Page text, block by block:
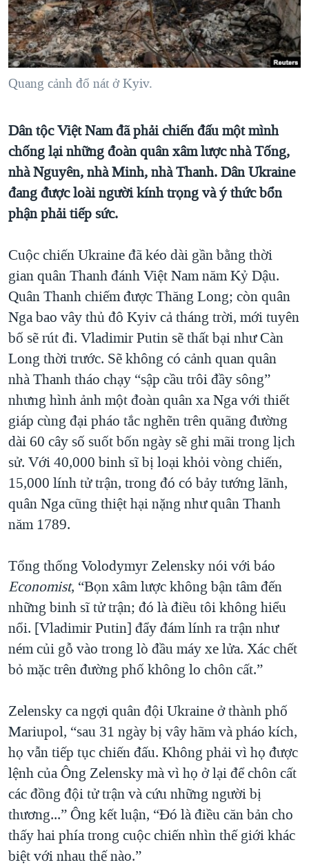
"Tìm"NGƯỜI VIỆT HẢI NGOẠI
ĐỜI SỐNG
KINH TẾ
KHOA HỌC
VĂN HOÁ
THỂ THAO
GIÁO DỤC
TẠI
HÀNH TRÌNH BẦU CỬ 2024
MỘT NĂM CHIẾN TRANH TẠI DẢI GAZA
GIẢI MÃ VÀNH ĐAI & CON ĐƯỜNG
TRỊNH VĨNH BÌNH - NGƯỜI HẠ 'BÊN THẮNG CUỘC'
GROUND ZERO – XƯA VÀ NAY
CHI PHÍ CHIẾN TRANH AFGHANISTAN
CÁC GIÁ TRỊ CỘNG HÒA Ở VIỆT NAM
TRỊNH VĨNH BÌNH VS. CHÍNH PHỦ VIỆT NAM
NGƯ DÂN VIỆT VÀ LÀN SÓNG TRỘM HẢI SÂM
BÊN KIA QUỐC LỘ: TIẾNG VỌNG TỪ NÔNG THÔN MỸ
QUAN HỆ VIỆT MỸ
VIDEO
NGHE
MẠNG XÃ HỘI
Ngôn ngữ khác
Quang cảnh đổ nát ở Kyiv.
Dân tộc Việt Nam đã phải chiến đấu một mình
chống lại những đoàn quân xâm lược nhà Tống,
nhà Nguyên, nhà Minh, nhà Thanh. Dân Ukraine
đang được loài người kính trọng và ý thức bổn
phận phải tiếp sức.
Cuộc chiến Ukraine đã kéo dài gần bằng thời
gian quân Thanh đánh Việt Nam năm Kỷ Dậu.
Quân Thanh chiếm được Thăng Long; còn quân
Nga bao vây thủ đô Kyiv cả tháng trời, mới tuyên
bố sẽ rút đi. Vladimir Putin sẽ thất bại như Càn
Long thời trước. Sẽ không có cảnh quan quân
nhà Thanh tháo chạy “sập cầu trôi đầy sông”
nhưng hình ảnh một đoàn quân xa Nga với thiết
giáp cùng đại pháo tắc nghẽn trên quãng đường
dài 60 cây số suốt bốn ngày sẽ ghi mãi trong lịch
sử. Với 40,000 binh sĩ bị loại khỏi vòng chiến,
15,000 lính tử trận, trong đó có bảy tướng lãnh,
quân Nga cũng thiệt hại nặng như quân Thanh
năm 1789.
Tổng thống Volodymyr Zelensky nói với báo
Economist, “Bọn xâm lược không bận tâm đến
những binh sĩ tử trận; đó là điều tôi không hiểu
nổi. [Vladimir Putin] đẩy đám lính ra trận như
ném củi gỗ vào trong lò đầu máy xe lửa. Xác chết
bỏ mặc trên đường phố không lo chôn cất.”
Zelensky ca ngợi quân đội Ukraine ở thành phố
Mariupol, “sau 31 ngày bị vây hãm và pháo kích,
họ vẫn tiếp tục chiến đấu. Không phải vì họ được
lệnh của Ông Zelensky mà vì họ ở lại để chôn cất
các đồng đội tử trận và cứu những người bị
thương...” Ông kết luận, “Đó là điều căn bản cho
thấy hai phía trong cuộc chiến nhìn thế giới khác
biệt với nhau thế nào.”